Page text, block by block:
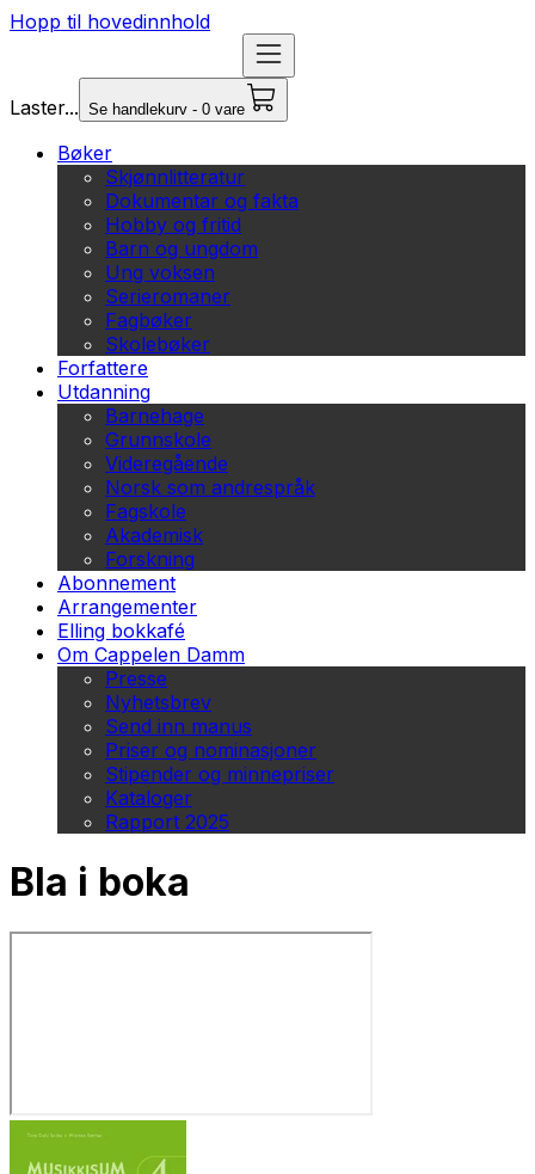
Hopp til hovedinnhold
Laster... Se handlekurv - 0 vare
Bøker
Skjønnlitteratur
Dokumentar og fakta
Hobby og fritid
Barn og ungdom
Ung voksen
Serieromaner
Fagbøker
Skolebøker
Forfattere
Utdanning
Barnehage
Grunnskole
Videregående
Norsk som andrespråk
Fagskole
Akademisk
Forskning
Abonnement
Arrangementer
Elling bokkafé
Om Cappelen Damm
Presse
Nyhetsbrev
Send inn manus
Priser og nominasjoner
Stipender og minnepriser
Kataloger
Rapport 2025
Bla i boka